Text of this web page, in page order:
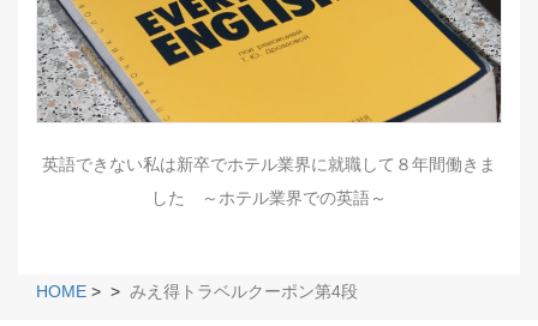
英語できない私は新卒でホテル業界に就職して８年間働きま
した ～ホテル業界での英語～
HOME > > みえ得トラベルクーポン第4段